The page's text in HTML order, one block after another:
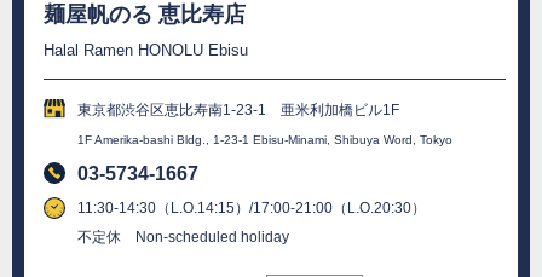
麺屋帆のる 恵比寿店
Halal Ramen HONOLU Ebisu
東京都渋谷区恵比寿南1-23-1 亜米利加橋ビル1F
1F Amerika-bashi Bldg., 1-23-1 Ebisu-Minami, Shibuya Word, Tokyo
03-5734-1667
11:30-14:30（L.O.14:15）/17:00-21:00（L.O.20:30）
不定休 Non-scheduled holiday